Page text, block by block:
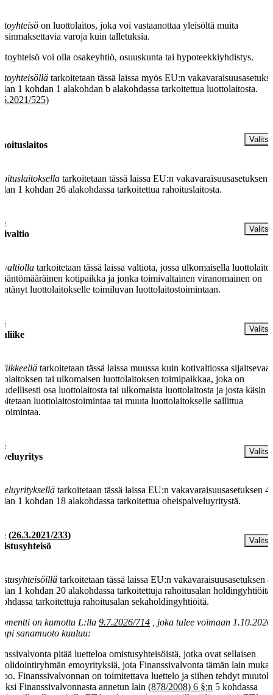
on luottolaitos, joka voi vastaanottaa yleisöltä muita
varoja kuin talletuksia.
voi olla osakeyhtiö, osuuskunta tai hypoteekkiyhdistys.
tarkoitetaan tässä laissa myös EU:n
1 kohdan 1 alakohdan b alakohdassa tarkoitettua luottolaitosta.
525)
tarkoitetaan tässä laissa EU:n vakavaraisuusasetuksen
1 kohdan 26 alakohdassa tarkoitettua rahoituslaitosta.
tarkoitetaan tässä laissa valtiota, jossa ulkomaisella
kotipaikka ja jonka toimivaltainen viranomainen on
luottolaitokselle toimiluvan luottolaitostoimintaan.
tarkoitetaan tässä laissa muussa kuin kotivaltiossa sijaitsevaa
tai ulkomaisen luottolaitoksen toimipaikkaa, joka on
osa luottolaitosta tai ulkomaista luottolaitosta ja josta käsin
luottolaitostoimintaa tai muuta luottolaitokselle sallittua
tarkoitetaan tässä laissa EU:n vakavaraisuusasetuksen 4
1 kohdan 18 alakohdassa tarkoitettua oheispalveluyritystä.
(26.3.2021/233)
tarkoitetaan tässä laissa EU:n vakavaraisuusasetuksen 4
1 kohdan 20 alakohdassa tarkoitettuja rahoitusalan
tarkoitettuja rahoitusalan sekaholdingyhtiöitä.
on kumottu L:lla 9.7.2026/714
, joka tulee voimaan
sanamuoto kuuluu:
pitää luetteloa omistusyhteisöistä, jotka ovat sellaisen
emoyrityksiä, jota Finanssivalvonta tämän lain
Finanssivalvonnan on toimitettava luettelo ja siihen tehdyt
Finanssivalvonnasta annetun lain (878/2008) 6 §:n 5 kohdassa